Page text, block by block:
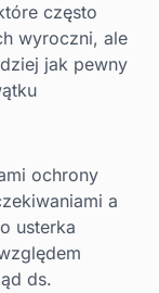
często
wyroczni, ale
jak pewny
ochrony
a
usterka
ds.